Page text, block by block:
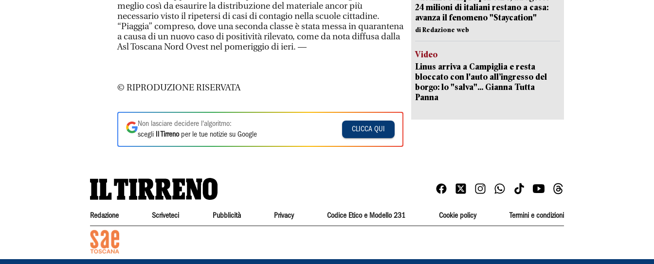
meglio così da esaurire la distribuzione del materiale ancor più
necessario visto il ripetersi di casi di contagio nella scuole cittadine.
“Piaggia” compreso, dove una seconda classe è stata messa in quarantena
a causa di un nuovo caso di positività rilevato, come da nota diffusa dalla
Asl Toscana Nord Ovest nel pomeriggio di ieri. —
© RIPRODUZIONE RISERVATA
Non lasciare decidere l'algoritmo:
scegli
Il Tirrenoper le tue notizie su Google
CLICCA QUI
24 milioni di italiani restano a casa:
avanza il fenomeno "Staycation"
di Redazione web
Video
Linus arriva a Campiglia e resta
bloccato con l'auto all’ingresso del
borgo: lo "salva"... Gianna Tutta
Panna
Redazione Scriveteci Pubblicità Privacy Codice Etico e Modello 231 Cookie policy Termini e condizioni